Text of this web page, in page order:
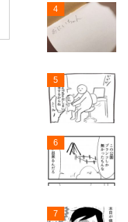
4
5
6
7